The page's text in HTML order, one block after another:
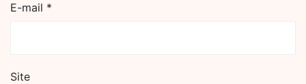
E-mail *
Site